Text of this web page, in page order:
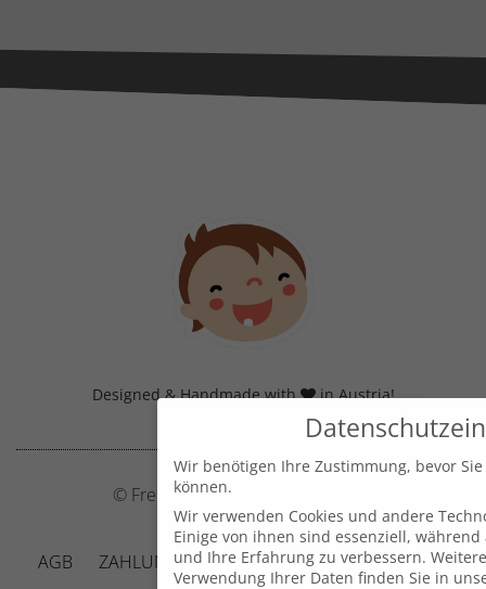
Designed & Handmade with in Austria!
© Frecher Zwerg by J. Barclay e.U.
AGB ZAHLUNG UND VERSAND DATENSCHUTZ
Wir benötigen Ihre Zustimmung, bevor
können.
Wir verwenden Cookies und andere
Einige von ihnen sind essenziell,
und Ihre Erfahrung zu verbessern.
Verwendung Ihrer Daten finden Sie in